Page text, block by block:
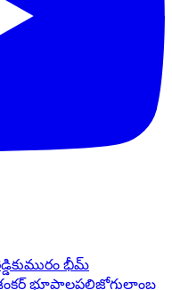
కుమురం భీమ్
భూపాలపల్లిజోగులాంబ